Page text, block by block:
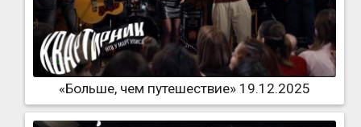
«Больше, чем путешествие» 19.12.2025